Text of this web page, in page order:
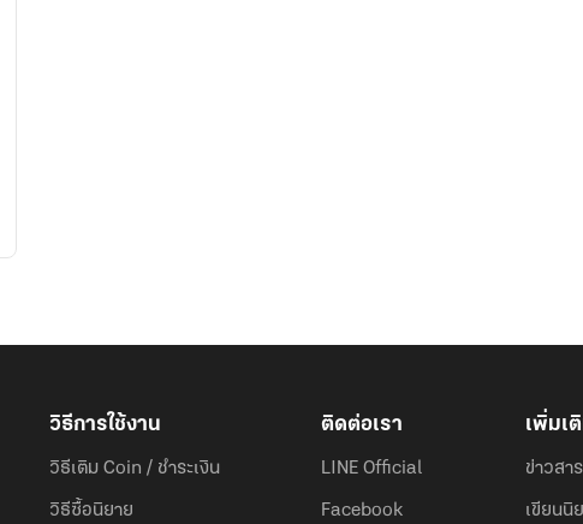
วิธีการใช้งาน
วิธีเติม Coin / ชำระเงิน
วิธีซื้อนิยาย
ติดต่อเรา
LINE Official
Facebook
เพิ่มเ
ข่าวสาร
เขียนนิ